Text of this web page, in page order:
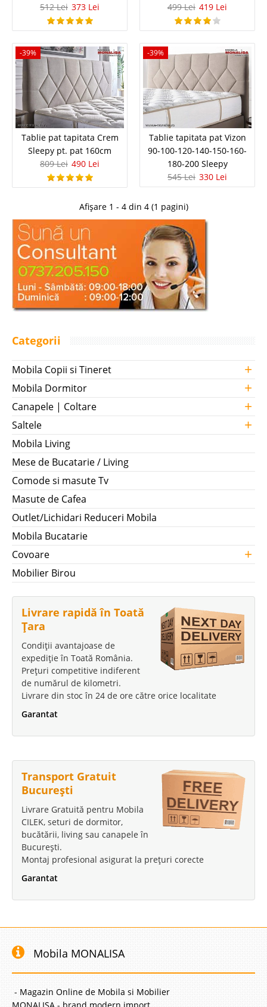
Tablie Tapitata Anouk
Tablie Tapitata de Pat - Preturi de Fabrica Pentru amenajarea unui
dormitor matrimonial trebuie avut in vedere o atmosfera calda si
odihnitoare. Tabliile tapitate ajuta la completarea mobilierului de dormitor
si sporesc nivelul de confort al patului. Tablia..
Compara
512 Lei
373 Lei
Stoc Epuizat - Indisponibil
Adauga la Favorite
-16%
Tablie de Pat Tapitata
Tablie de Pat Tapitata la Pret de Fabrica Indiferent ca vorbim de
amenajarea unui dormitor matrimonial sau de amenajarea unei camere
de hotel ori a unei pensiuni o tablie tapitata in piele ecologica este
recomandata. Tabliile de pat reprezinta o solutie ingenioasa d..
Compara
419 Lei
Stoc Epuizat - Indisponibil
Adauga la Favorite
-39%
Tablie pat tapitata Crem Sleepy pt.
pat 160cm
Tablie tapitata cu stofa crem pentru pat dormitor tineret simplu sau
809 Lei
512 Lei 373 Lei
499 Lei 419 Lei
-39%
Tablie pat tapitata Crem
Sleepy pt. pat 160cm
809 Lei 490 Lei
-39%
Tablie tapitata pat Vizon
90-100-120-140-150-160-
180-200 Sleepy
545 Lei 330 Lei
Afișare 1 - 4 din 4 (1 pagini)
Categorii
Mobila Copii si Tineret +
Mobila Dormitor +
Canapele | Coltare +
Saltele +
Mobila Living
Mese de Bucatarie / Living
Comode si masute Tv
Masute de Cafea
Outlet/Lichidari Reduceri Mobila
Mobila Bucatarie
Covoare
+
Mobilier Birou
Livrare rapidă în Toată
Țara
Condiții avantajoase de
expediție în Toată România.
Prețuri competitive indiferent
de numărul de kilometri.
Livrare din stoc în 24 de ore către orice localitate
Garantat
Transport Gratuit
București
Livrare Gratuită pentru Mobila
CILEK, seturi de dormitor,
bucătării, living sau canapele în
București.
Montaj profesional asigurat la prețuri corecte
Garantat
Mobila MONALISA
- Magazin Online de Mobila si Mobilier
MONALISA - brand modern import